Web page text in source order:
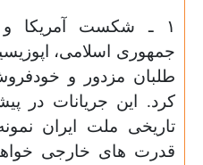
۱ ـ شکست آمریکا
جمهوری اسلامی،
طلبان مزدور و
کرد. این جریانات در
تاریخی ملت ایران
قدرت های خارجی